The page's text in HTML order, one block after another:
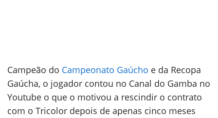
Campeão do Campeonato Gaúcho e da Recopa
Gaúcha, o jogador contou no Canal do Gamba no
Youtube o que o motivou a rescindir o contrato
com o Tricolor depois de apenas cinco meses